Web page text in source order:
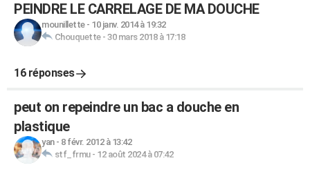
PEINDRE LE CARRELAGE DE MA DOUCHE
mounillette- 10 janv. 2014 à 19:32
Chouquette- 30 mars 2018 à 17:18
16 réponses
peut on repeindre un bac a douche en
plastique
yan- 8 févr. 2012 à 13:42
stf_frmu- 12 août 2024 à 07:42